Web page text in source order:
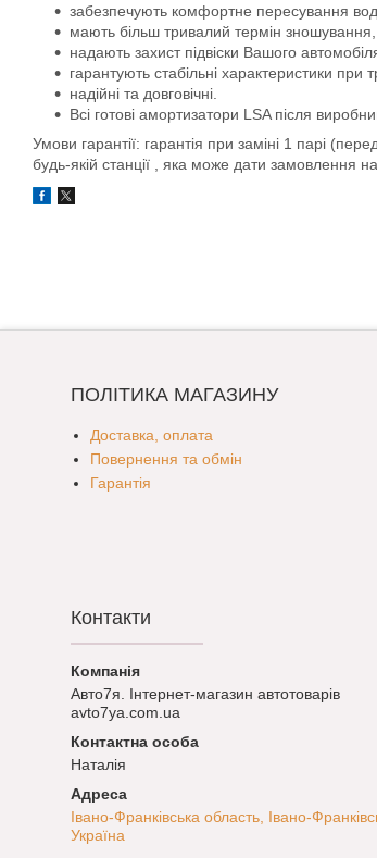
забезпечують комфортне пересування
мають більш тривалий термін
надають захист підвіски Вашого
гарантують стабільні характеристики
надійні та довговічні.
Всі готові амортизатори LSA після
Умови гарантії: гарантія при заміні 1 парі
будь-якій станції , яка може дати замовлення
ПОЛІТИКА МАГАЗИНУ
Доставка, оплата
Повернення та обмін
Гарантія
Контакти
Авто7я. Інтернет-магазин автотоварів
avto7ya.com.ua
Наталія
Івано-Франківська область, Івано-
Україна